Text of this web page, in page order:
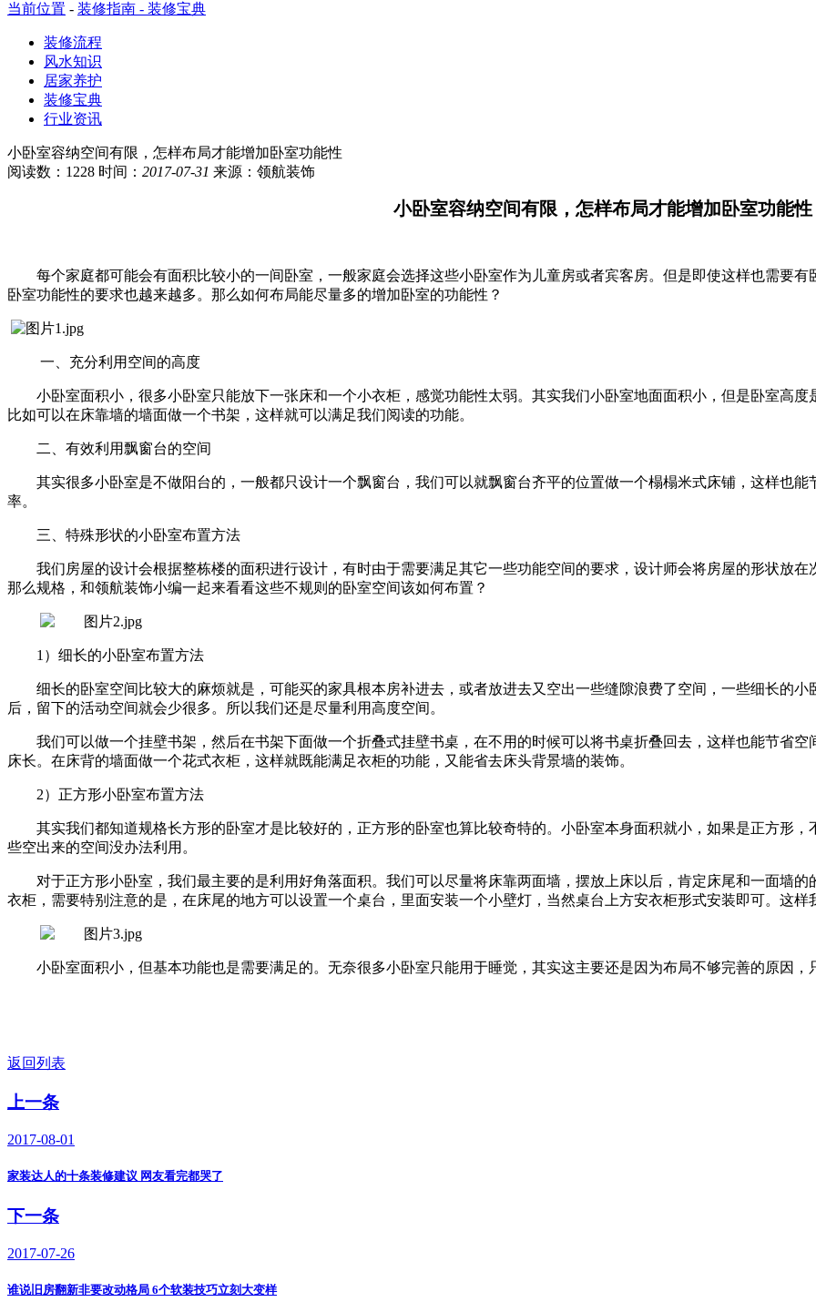
当前位置 - 装修指南 - 装修宝典
装修流程
风水知识
居家养护
装修宝典
行业资讯
小卧室容纳空间有限，怎样布局才能增加卧室功能性
阅读数：1228 时间： 2017-07-31 来源：领航装饰
小卧室容纳空间有限，怎样布局才能增加卧室功能性
每个家庭都可能会有面积比较小的一间卧室，一般家庭会选择这些小卧室作为儿童房或者宾客房。但是即使这样也需要
卧室功能性的要求也越来越多。那么如何布局能尽量多的增加卧室的功能性？
一、充分利用空间的高度
小卧室面积小，很多小卧室只能放下一张床和一个小衣柜，感觉功能性太弱。其实我们小卧室地面面积小，但是卧室高
比如可以在床靠墙的墙面做一个书架，这样就可以满足我们阅读的功能。
二、有效利用飘窗台的空间
其实很多小卧室是不做阳台的，一般都只设计一个飘窗台，我们可以就飘窗台齐平的位置做一个榻榻米式床铺，这样也
率。
三、特殊形状的小卧室布置方法
我们房屋的设计会根据整栋楼的面积进行设计，有时由于需要满足其它一些功能空间的要求，设计师会将房屋的形状放
那么规格，和领航装饰小编一起来看看这些不规则的卧室空间该如何布置？
1）细长的小卧室布置方法
细长的卧室空间比较大的麻烦就是，可能买的家具根本房补进去，或者放进去又空出一些缝隙浪费了空间，一些细长的
后，留下的活动空间就会少很多。所以我们还是尽量利用高度空间。
我们可以做一个挂壁书架，然后在书架下面做一个折叠式挂壁书桌，在不用的时候可以将书桌折叠回去，这样也能节省
床长。在床背的墙面做一个花式衣柜，这样就既能满足衣柜的功能，又能省去床头背景墙的装饰。
2）正方形小卧室布置方法
其实我们都知道规格长方形的卧室才是比较好的，正方形的卧室也算比较奇特的。小卧室本身面积就小，如果是正方形
些空出来的空间没办法利用。
对于正方形小卧室，我们最主要的是利用好角落面积。我们可以尽量将床靠两面墙，摆放上床以后，肯定床尾和一面墙
衣柜，需要特别注意的是，在床尾的地方可以设置一个桌台，里面安装一个小壁灯，当然桌台上方安衣柜形式安装即可。这
小卧室面积小，但基本功能也是需要满足的。无奈很多小卧室只能用于睡觉，其实这主要还是因为布局不够完善的原因
返回列表
上一条
2017-08-01
家装达人的十条装修建议 网友看完都哭了
下一条
2017-07-26
谁说旧房翻新非要改动格局 6个软装技巧立刻大变样